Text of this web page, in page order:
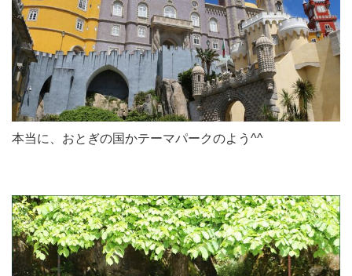
本当に、おとぎの国かテーマパークのよう^^